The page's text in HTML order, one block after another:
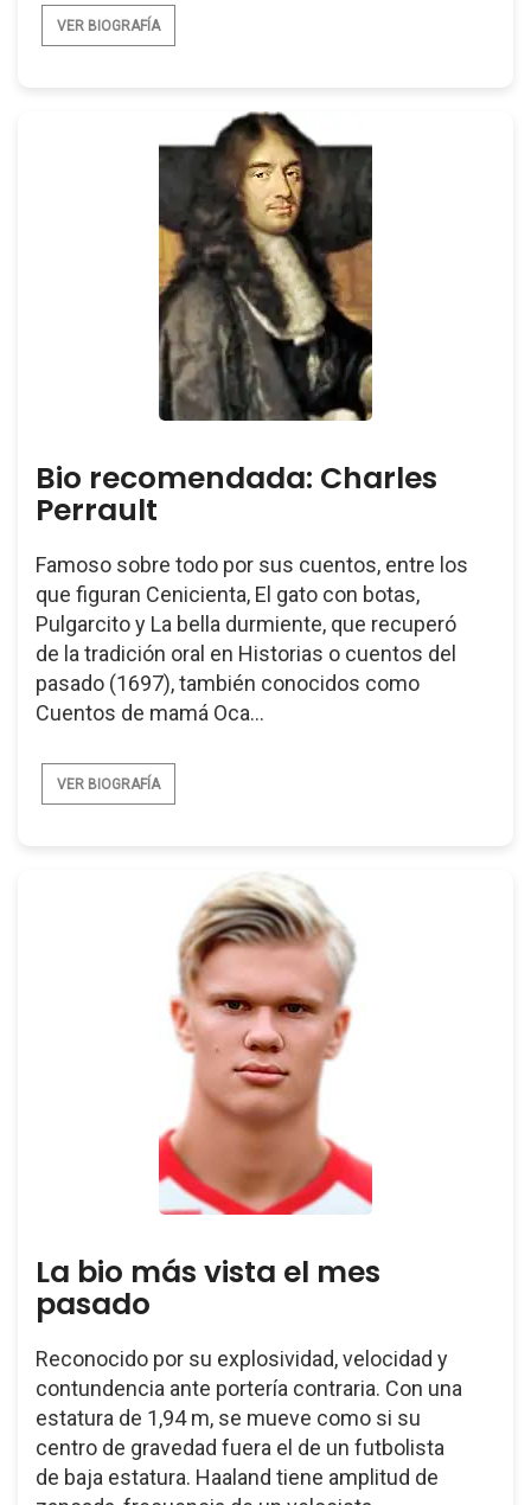
VER BIOGRAFÍA
Bio recomendada: Charles
Perrault
Famoso sobre todo por sus cuentos, entre los
que figuran Cenicienta, El gato con botas,
Pulgarcito y La bella durmiente, que recuperó
de la tradición oral en Historias o cuentos del
pasado (1697), también conocidos como
Cuentos de mamá Oca...
VER BIOGRAFÍA
La bio más vista el mes
pasado
Reconocido por su explosividad, velocidad y
contundencia ante portería contraria. Con una
estatura de 1,94 m, se mueve como si su
centro de gravedad fuera el de un futbolista
de baja estatura. Haaland tiene amplitud de